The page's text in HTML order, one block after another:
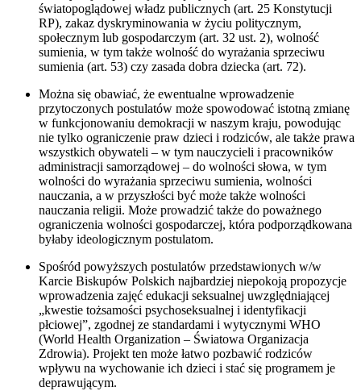
światopoglądowej władz publicznych (art. 25 Konstytucji
RP), zakaz dyskryminowania w życiu politycznym,
społecznym lub gospodarczym (art. 32 ust. 2), wolność
sumienia, w tym także wolność do wyrażania sprzeciwu
sumienia (art. 53) czy zasada dobra dziecka (art. 72).
Można się obawiać, że ewentualne wprowadzenie
przytoczonych postulatów może spowodować istotną zmianę
w funkcjonowaniu demokracji w naszym kraju, powodując
nie tylko ograniczenie praw dzieci i rodziców, ale także prawa
wszystkich obywateli – w tym nauczycieli i pracowników
administracji samorządowej – do wolności słowa, w tym
wolności do wyrażania sprzeciwu sumienia, wolności
nauczania, a w przyszłości być może także wolności
nauczania religii. Może prowadzić także do poważnego
ograniczenia wolności gospodarczej, która podporządkowana
byłaby ideologicznym postulatom.
Spośród powyższych postulatów przedstawionych w/w
Karcie Biskupów Polskich najbardziej niepokoją propozycje
wprowadzenia zajęć edukacji seksualnej uwzględniającej
„kwestie tożsamości psychoseksualnej i identyfikacji
płciowej”, zgodnej ze standardami i wytycznymi WHO
(World Health Organization – Światowa Organizacja
Zdrowia). Projekt ten może łatwo pozbawić rodziców
wpływu na wychowanie ich dzieci i stać się programem je
deprawującym.